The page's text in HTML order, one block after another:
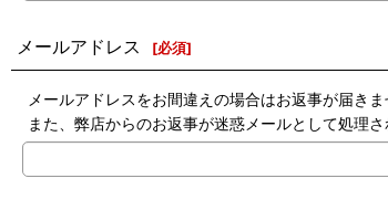
メールアドレス [必須]
メールアドレスをお間違えの場合はお返事が届きま
また、弊店からのお返事が迷惑メールとして処理